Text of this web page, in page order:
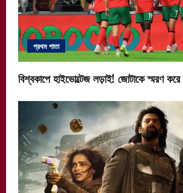
প্রথম পাতা
বিশ্বকাপে হাইভোল্টেজ লড়াই! জোটাকে স্মরণ করে